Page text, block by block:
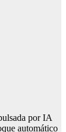
por IA
automático